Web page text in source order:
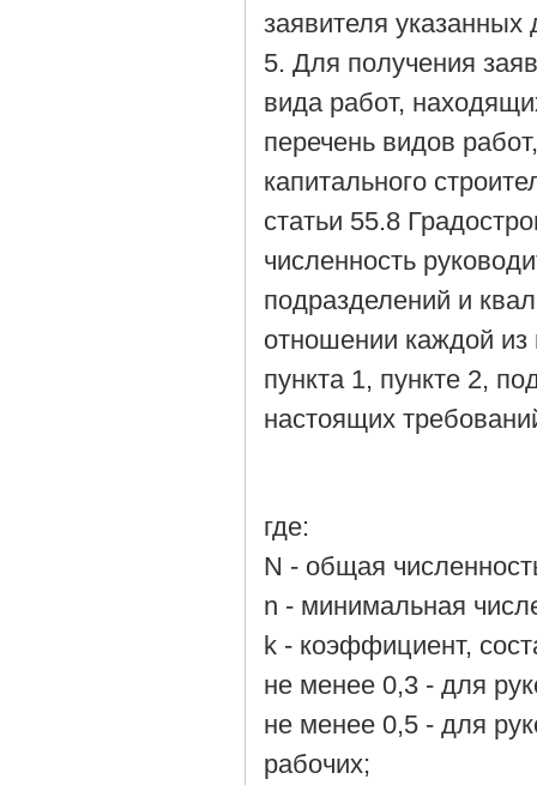
заявителя указанных
5. Для получения
вида работ,
перечень видов
капитального
статьи 55.8
численность
подразделений и
отношении каждой из
пункта 1, пункте 2,
настоящих
где:
N - общая
n - минимальная
k - коэффициент,
не менее 0,3 - для
не менее 0,5 - для
рабочих;